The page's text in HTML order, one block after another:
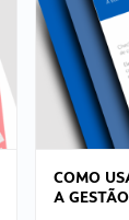
COMO
A